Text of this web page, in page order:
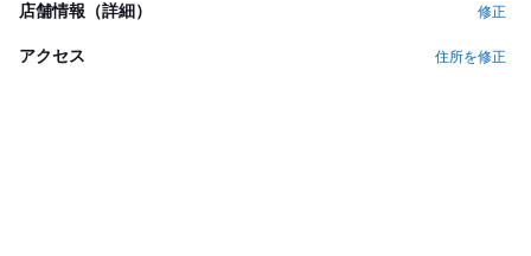
店舗情報（詳細） 修正
アクセス 住所を修正